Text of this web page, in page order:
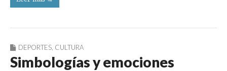
DEPORTES CULTURA
Simbologías y emociones